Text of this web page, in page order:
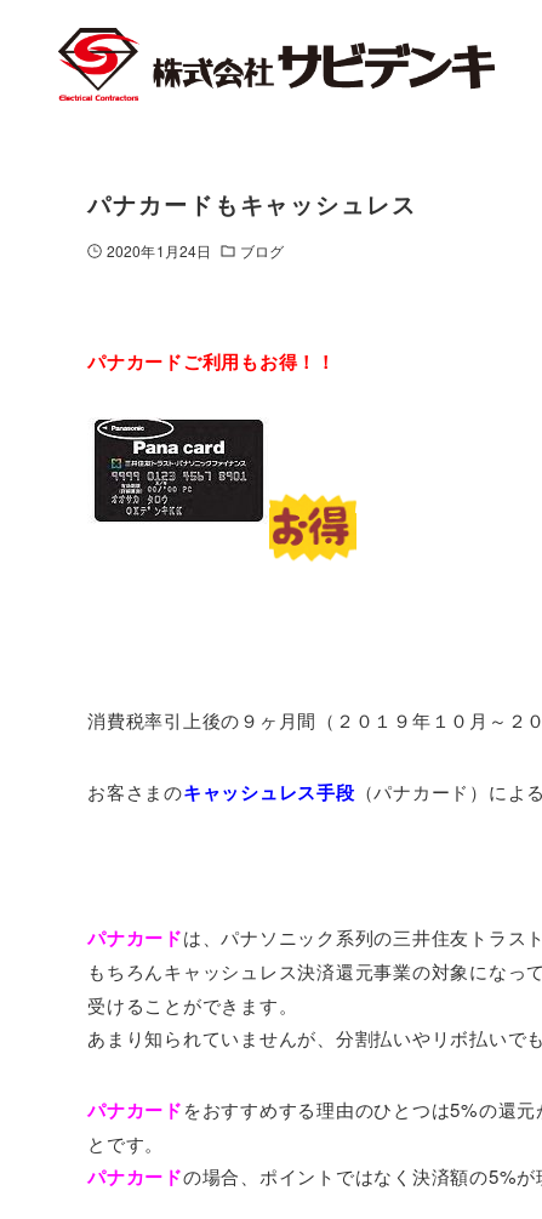
パナカードもキャッシュレス
2020年1月24日 ブログ
パナカードご利用もお得！！
消費税率引上後の９ヶ月間（２０１９年１０月～２
お客さまのキャッシュレス手段 （パナカード）によ
パナカードは、パナソニック系列の三井住友トラス
もちろんキャッシュレス決済還元事業の対象になっ
受けることができます。
あまり知られていませんが、分割払いやリボ払いで
パナカードをおすすめする理由のひとつは5%の還
とです。
パナカードの場合、ポイントではなく決済額の5%が